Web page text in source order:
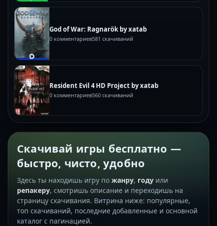
God of War: Ragnarök by xatab
0 комментариев581 скачиваний
Resident Evil 4 HD Project by xatab
0 комментариев560 скачиваний
Скачивай игры бесплатно —
быстро, чисто, удобно
Здесь ты находишь игру по жанру, году или
репакеру, смотришь описание и переходишь на
страницу скачивания. Витрина ниже: популярные,
топ скачиваний, последние добавленные и основной
каталог с пагинацией.